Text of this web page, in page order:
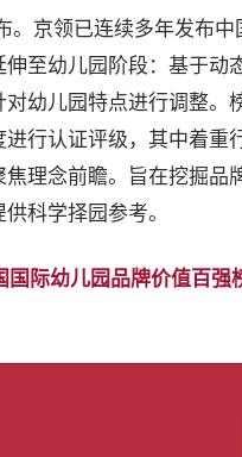
。京领已连续多年发布中
至幼儿园阶段：基于动
幼儿园特点进行调整。
行认证评级，其中着重
理念前瞻。旨在挖掘品
科学择园参考。
国际幼儿园品牌价值百强